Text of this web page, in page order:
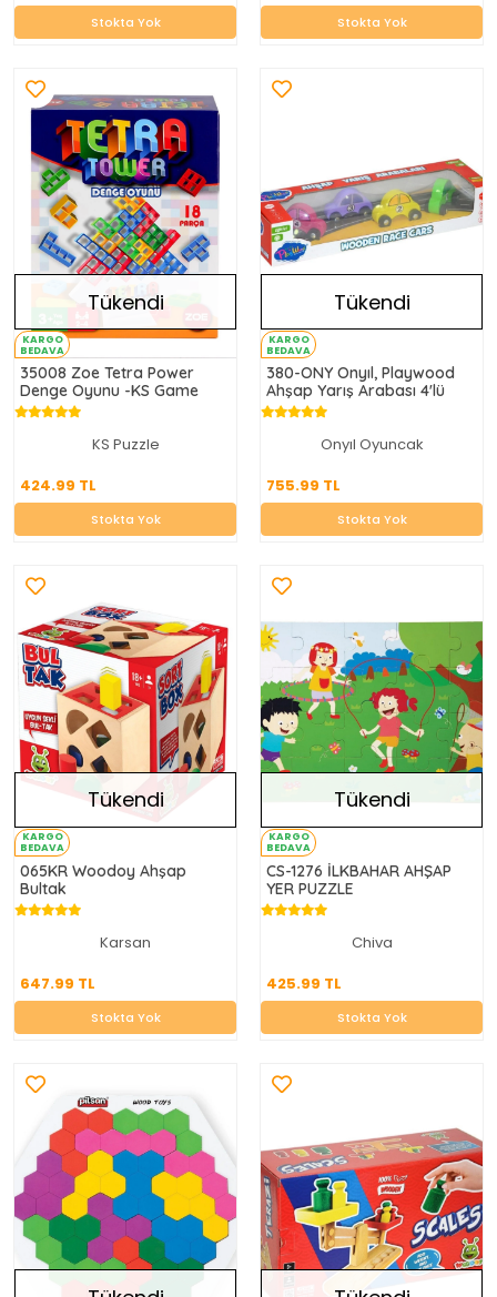
Stokta Yok Stokta Yok
KARGO
BEDAVA
Tükendi
35008 Zoe Tetra Power
Denge Oyunu -KS Game
KS Puzzle
424.99 TL
424.99 TL
Stokta Yok
KARGO
BEDAVA
Tükendi
380-ONY Onyıl, Playwood
Ahşap Yarış Arabası 4'lü
Onyıl Oyuncak
755.99 TL
755.99 TL
Stokta Yok
KARGO
BEDAVA
Tükendi
065KR Woodoy Ahşap
Bultak
Karsan
647.99 TL
647.99 TL
Stokta Yok
KARGO
BEDAVA
Tükendi
CS-1276 İLKBAHAR AHŞAP
YER PUZZLE
Chiva
425.99 TL
425.99 TL
Stokta Yok